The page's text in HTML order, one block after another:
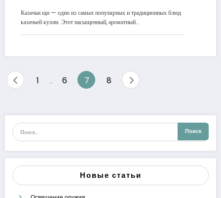
Казачьи щи — одно из самых популярных и традиционных блюд
казачьей кухни. Этот насыщенный, ароматный…
Пагинация
1 … 6 7 8
Новые статьи